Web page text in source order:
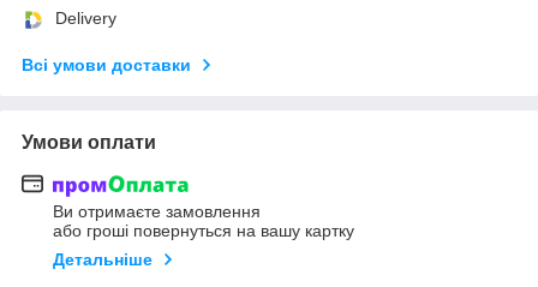
Delivery
Всі умови доставки
Умови оплати
Ви отримаєте замовлення
або гроші повернуться на вашу картку
Детальніше